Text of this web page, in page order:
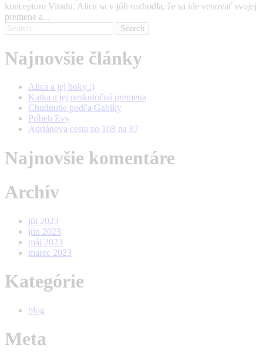
konceptom Vitadu. Alica sa v júli rozhodla, že sa ide venovať svojej
premene a...
Najnovšie články
Alica a jej boky :)
Katka a jej neskutočná premena
Chudnutie podľa Gabiky
Príbeh Evy
Adriánova cesta zo 108 na 87
Najnovšie komentáre
Archív
júl 2023
jún 2023
máj 2023
marec 2023
Kategórie
blog
Meta